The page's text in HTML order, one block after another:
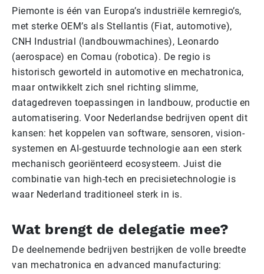
Piemonte is één van Europa’s industriële kernregio’s,
met sterke OEM’s als Stellantis (Fiat, automotive),
CNH Industrial (landbouwmachines), Leonardo
(aerospace) en Comau (robotica). De regio is
historisch geworteld in automotive en mechatronica,
maar ontwikkelt zich snel richting slimme,
datagedreven toepassingen in landbouw, productie en
automatisering. Voor Nederlandse bedrijven opent dit
kansen: het koppelen van software, sensoren, vision-
systemen en AI-gestuurde technologie aan een sterk
mechanisch georiënteerd ecosysteem. Juist die
combinatie van high-tech en precisietechnologie is
waar Nederland traditioneel sterk in is.
Wat brengt de delegatie mee?
De deelnemende bedrijven bestrijken de volle breedte
van mechatronica en advanced manufacturing: